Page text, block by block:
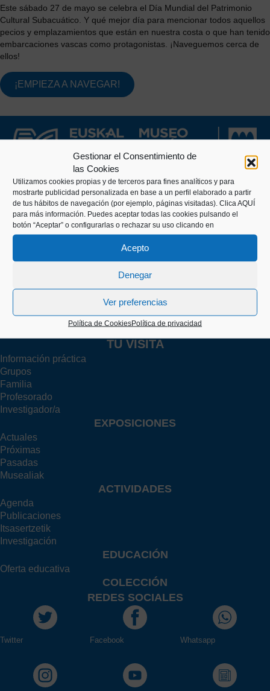
Gestionar el Consentimiento de
las Cookies
Utilizamos cookies propias y de terceros para fines analíticos y para
mostrarte publicidad personalizada en base a un perfil elaborado a partir
de tus hábitos de navegación (por ejemplo, páginas visitadas). Clica AQUÍ
para más información. Puedes aceptar todas las cookies pulsando el
botón “Aceptar” o configurarlas o rechazar su uso clicando en
Acepto
Denegar
Ver preferencias
Política de CookiesPolítica de privacidad
Este sábado 27 de mayo se celebra el Día Mundial del Patrimonio
Cultural Subacuático. Y qué mejor día para mencionar todos aquellos
pecios y emplazamientos que están en nuestra costa o que han tenido
embarcaciones vascas como protagonistas. ¡Naveguemos cerca de
ellos!
¡EMPIEZA A NAVEGAR!
Kaiko pasealekua, 24
20003 Donostia (Gipuzkoa)
+34 943 43 00 51
TU VISITA
Información práctica
Grupos
Familia
Profesorado
Investigador/a
EXPOSICIONES
Actuales
Próximas
Pasadas
Musealiak
ACTIVIDADES
Agenda
Publicaciones
Itsasertzetik
Investigación
EDUCACIÓN
Oferta educativa
COLECCIÓN
REDES SOCIALES
Twitter Facebook Whatsapp